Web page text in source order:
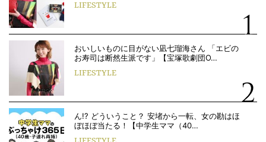
LIFESTYLE
おいしいものに目がない凪七瑠海さん 「エビの
お寿司は断然生派です」【宝塚歌劇団O…
LIFESTYLE
ん!? どういうこと？ 安堵から一転、女の勘はほ
ぼほぼ当たる！【中学生ママ（40…